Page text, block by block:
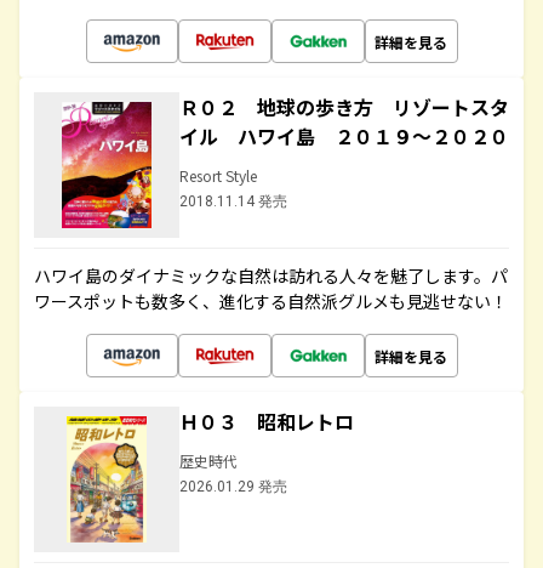
詳細を見る
Ｒ０２ 地球の歩き方 リゾートスタ
イル ハワイ島 ２０１９～２０２０
Resort Style
2018.11.14 発売
ハワイ島のダイナミックな自然は訪れる人々を魅了します。パ
ワースポットも数多く、進化する自然派グルメも見逃せない！
詳細を見る
Ｈ０３ 昭和レトロ
歴史時代
2026.01.29 発売